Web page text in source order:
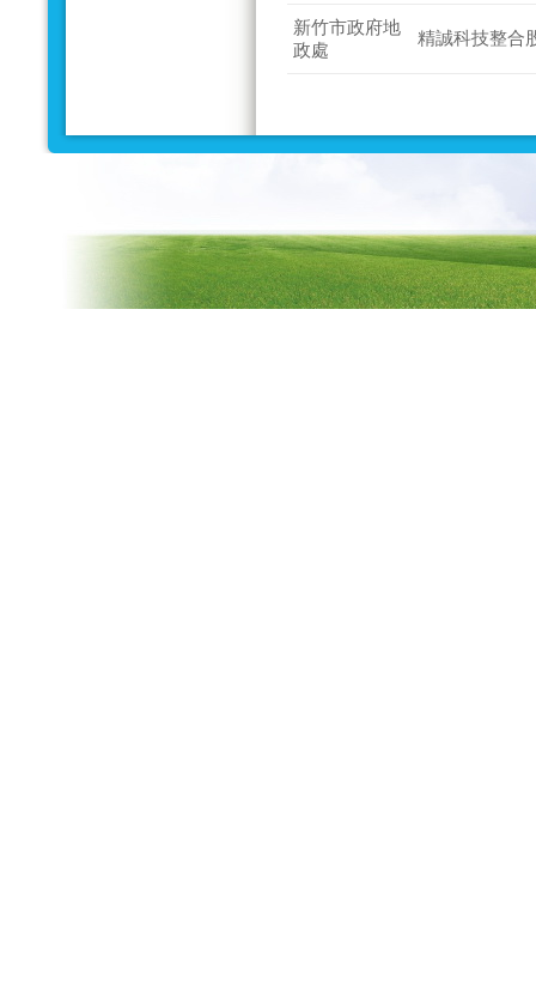
新竹市政府地
政處
精誠科技整合